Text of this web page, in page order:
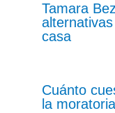
Tamara
casa
Cuánto
la